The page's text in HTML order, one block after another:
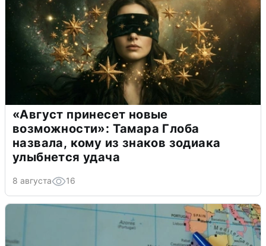
«Август принесет новые
возможности»: Тамара Глоба
назвала, кому из знаков зодиака
улыбнется удача
8 августа 16